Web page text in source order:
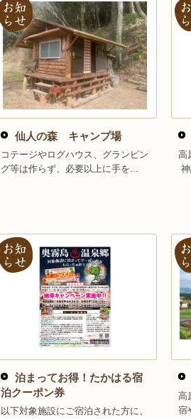
仙人の森 キャンプ場
コテージやログハウス、グランピン
グ等は作らず、必要以上に手を...
高
泊まってお得！たかはる宿
泊クーポン券
以下対象施設にご宿泊された方に、
高
宿